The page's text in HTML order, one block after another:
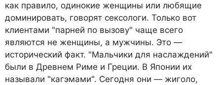
как правило, одинокие женщины или любящие
доминировать, говорят сексологи. Только вот
клиентами "парней по вызову" чаще всего
являются не женщины, а мужчины. Это —
исторический факт. "Мальчики для наслаждений"
были в Древнем Риме и Греции. В Японии их
называли "кагэмами". Сегодня они — жиголо,